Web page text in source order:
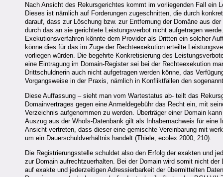
Nach Ansicht des Rekursgerichtes kommt im vorliegenden Fall ein
Dieses ist nämlich auf Forderungen zugeschnitten, die durch
darauf, dass zur Löschung bzw. zur Entfernung der Domäne aus
durch das an sie gerichtete Leistungsverbot nicht aufgetragen
Exekutionsverfahren könnte dem Provider als Dritten ein solcher
könne dies für das im Zuge der Rechteexekution erteilte
vorliegen würden. Die begehrte Konkretisierung des
eine Eintragung im Domain-Register sei bei der Rechteexekution
Drittschuldnerin auch nicht aufgetragen werden könne, das
Vorgangsweise in der Praxis, nämlich in Konfliktfällen den
Diese Auffassung – sieht man vom Wartestatus ab- teilt das
Domainvertrages gegen eine Anmeldegebühr das Recht ein, mit
Verzeichnis aufgenommen zu werden. Überträger einer Domain
Auszug aus der WhoIs-Datenbank gilt als Inhabernachweis für eine
Ansicht vertreten, dass dieser eine gemischte Vereinbarung mit
um ein Dauerschuldverhältnis handelt (Thiele, ecolex 2000, 210).
Die Registrierungsstelle schuldet also den Erfolg der exakten und
zur Domain aufrechtzuerhalten. Bei der Domain wird somit nicht
auf exakte und jederzeitigen Adressierbarkeit der übermittelten